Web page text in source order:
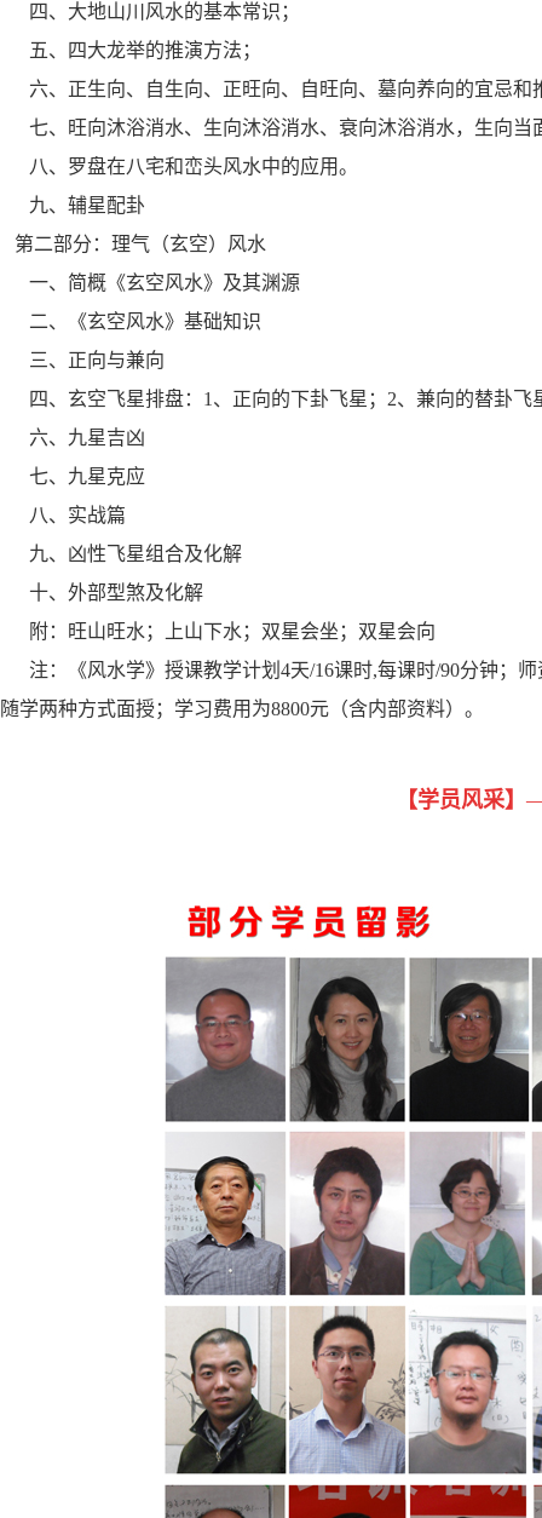
四、大地山川风水的基本常识；
五、四大龙举的推演方法；
六、正生向、自生向、正旺向、自旺向、墓向养向的宜忌和
七、旺向沐浴消水、生向沐浴消水、衰向沐浴消水，生向当
八、罗盘在八宅和峦头风水中的应用。
九、辅星配卦
第二部分：理气（玄空）风水
一、简概《玄空风水》及其渊源
二、《玄空风水》基础知识
三、正向与兼向
四、玄空飞星排盘：1、正向的下卦飞星；2、兼向的替卦飞
六、九星吉凶
七、九星克应
八、实战篇
九、凶性飞星组合及化解
十、外部型煞及化解
附：旺山旺水；上山下水；双星会坐；双星会向
注：《风水学》授课教学计划4天/16课时,每课时/90分钟；
随学两种方式面授；学习费用为8800元（含内部资料）。
【学员风采】